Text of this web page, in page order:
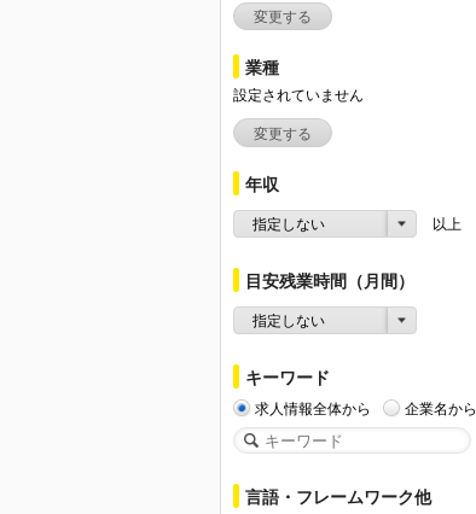
変更する
業種
設定されていません
変更する
年収
指定しない 以上
目安残業時間（月間）
指定しない
キーワード
求人情報全体から 企業名から
言語・フレームワーク他